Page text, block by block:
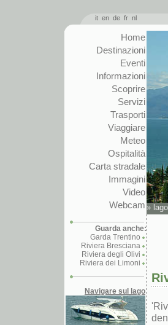
it en de fr nl
Home
Destinazioni
Eventi
Informazioni
Scoprire
Servizi
Trasporti
Viaggiare
Meteo
Ospitalità
Carta stradale
Immagini
Video
Webcam
Guarda anche:
Garda Trentino
Riviera Bresciana
Riviera degli Olivi
Riviera dei Limoni
Navigare sul lago
»